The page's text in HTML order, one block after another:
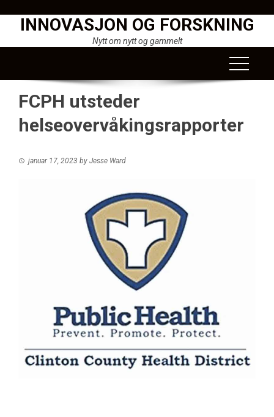
INNOVASJON OG FORSKNING
Nytt om nytt og gammelt
FCPH utsteder
helseovervåkingsrapporter
januar 17, 2023 by Jesse Ward